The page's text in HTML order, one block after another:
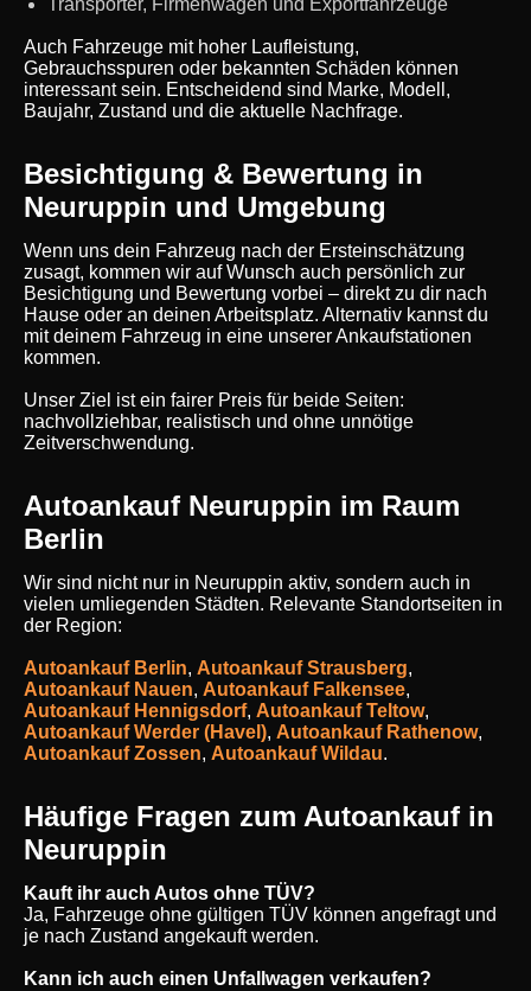
Transporter, Firmenwagen und Exportfahrzeuge
Auch Fahrzeuge mit hoher Laufleistung,
Gebrauchsspuren oder bekannten Schäden können
interessant sein. Entscheidend sind Marke, Modell,
Baujahr, Zustand und die aktuelle Nachfrage.
Besichtigung & Bewertung in
Neuruppin und Umgebung
Wenn uns dein Fahrzeug nach der Ersteinschätzung
zusagt, kommen wir auf Wunsch auch persönlich zur
Besichtigung und Bewertung vorbei – direkt zu dir nach
Hause oder an deinen Arbeitsplatz. Alternativ kannst du
mit deinem Fahrzeug in eine unserer Ankaufstationen
kommen.
Unser Ziel ist ein fairer Preis für beide Seiten:
nachvollziehbar, realistisch und ohne unnötige
Zeitverschwendung.
Autoankauf Neuruppin im Raum
Berlin
Wir sind nicht nur in Neuruppin aktiv, sondern auch in
vielen umliegenden Städten. Relevante Standortseiten in
der Region:
Autoankauf Berlin, Autoankauf Strausberg,
Autoankauf Nauen, Autoankauf Falkensee,
Autoankauf Hennigsdorf, Autoankauf Teltow,
Autoankauf Werder (Havel), Autoankauf Rathenow,
Autoankauf Zossen, Autoankauf Wildau.
Häufige Fragen zum Autoankauf in
Neuruppin
Kauft ihr auch Autos ohne TÜV?
Ja, Fahrzeuge ohne gültigen TÜV können angefragt und
je nach Zustand angekauft werden.
Kann ich auch einen Unfallwagen verkaufen?